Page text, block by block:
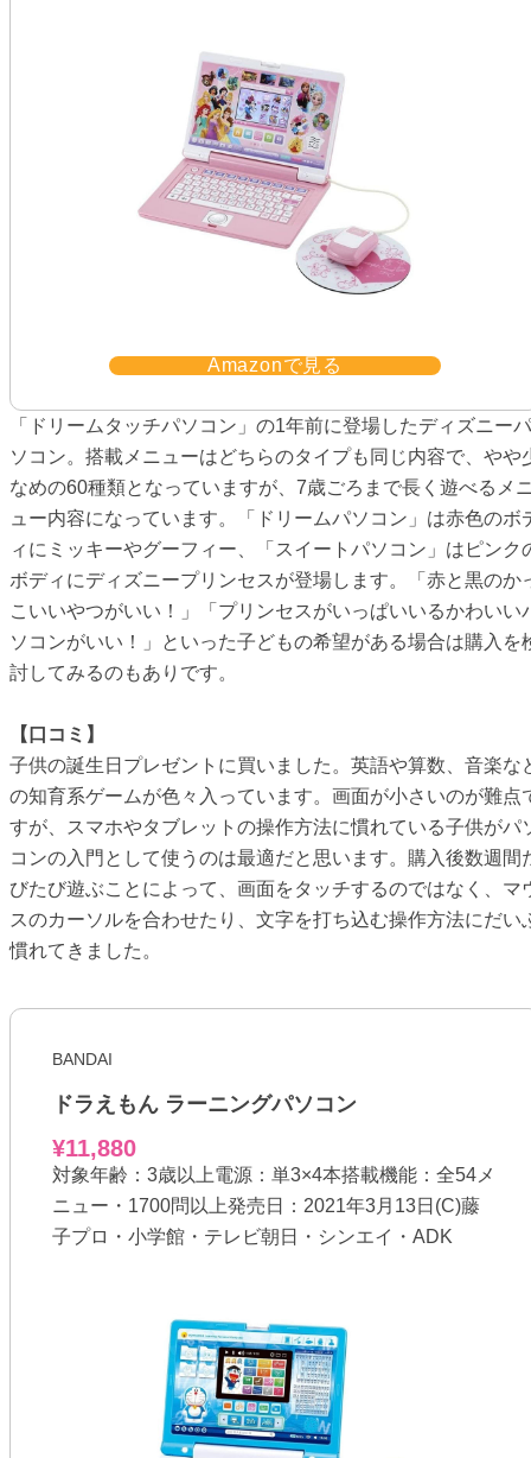
Amazonで見る
「ドリームタッチパソコン」の1年前に登場したディズニーパ
ソコン。搭載メニューはどちらのタイプも同じ内容で、やや
なめの60種類となっていますが、7歳ごろまで長く遊べるメ
ュー内容になっています。「ドリームパソコン」は赤色のボ
ィにミッキーやグーフィー、「スイートパソコン」はピンク
ボディにディズニープリンセスが登場します。「赤と黒のか
こいいやつがいい！」「プリンセスがいっぱいいるかわいい
ソコンがいい！」といった子どもの希望がある場合は購入を
討してみるのもありです。
【口コミ】
子供の誕生日プレゼントに買いました。英語や算数、音楽な
の知育系ゲームが色々入っています。画面が小さいのが難点
すが、スマホやタブレットの操作方法に慣れている子供がパ
コンの入門として使うのは最適だと思います。購入後数週間
びたび遊ぶことによって、画面をタッチするのではなく、マ
スのカーソルを合わせたり、文字を打ち込む操作方法にだい
慣れてきました。
BANDAI
ドラえもん ラーニングパソコン
¥11,880
対象年齢：3歳以上電源：単3×4本搭載機能：全54メ
ニュー・1700問以上発売日：2021年3月13日(C)藤
子プロ・小学館・テレビ朝日・シンエイ・ADK